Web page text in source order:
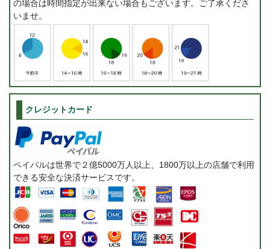
の場合は時間指定が出来ない場合もございます。ご了承くださ
いませ。
クレジットカード
ペイパルは世界で２億5000万人以上、1800万以上の店舗で利用
できる安全な決済サービスです。